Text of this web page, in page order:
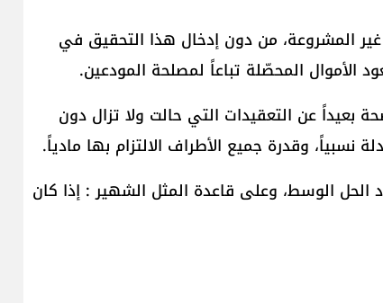
المشروعة، من دون إدخال هذا التحقيق في
المحصّلة تباعاً لمصلحة المودعين.
بعيداً عن التعقيدات التي حالت ولا تزال دون
وقدرة جميع الأطراف الالتزام بها مادياً.
الحل الوسط، وعلى قاعدة المثل الشهير : إذا كان